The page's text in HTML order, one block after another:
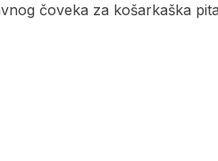
čoveka za košarkaška